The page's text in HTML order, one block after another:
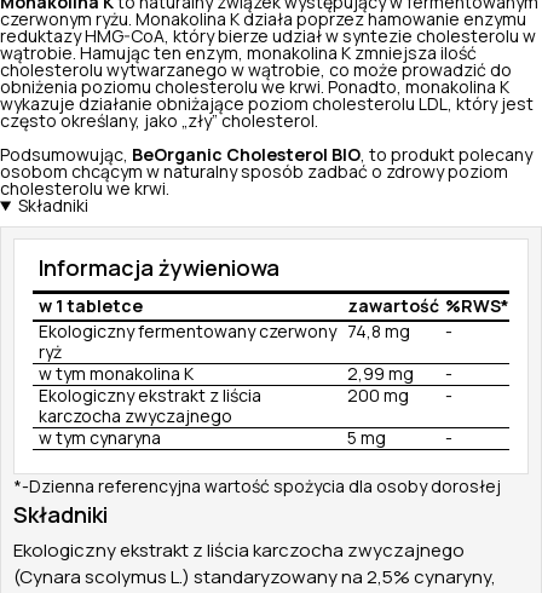
czerwonym ryżu. Monakolina K działa poprzez hamowanie enzymu
reduktazy HMG-CoA, który bierze udział w syntezie cholesterolu w
wątrobie. Hamując ten enzym, monakolina K zmniejsza ilość
cholesterolu wytwarzanego w wątrobie, co może prowadzić do
obniżenia poziomu cholesterolu we krwi. Ponadto, monakolina K
wykazuje działanie obniżające poziom cholesterolu LDL, który jest
często określany, jako „zły” cholesterol.
Podsumowując,
BeOrganic Cholesterol BIO , to produkt polecany
osobom chcącym w naturalny sposób zadbać o zdrowy poziom
cholesterolu we krwi.
Składniki
Informacja żywieniowa
w 1 tabletce zawartość %RWS*
Ekologiczny fermentowany czerwony
ryż
74,8 mg -
w tym monakolina K 2,99 mg
-
Ekologiczny ekstrakt z liścia
karczocha zwyczajnego
200 mg -
w tym cynaryna 5 mg -
*-Dzienna referencyjna wartość spożycia dla osoby dorosłej
Składniki
Ekologiczny ekstrakt z liścia karczocha zwyczajnego
(Cynara scolymus L.) standaryzowany na 2,5% cynaryny,